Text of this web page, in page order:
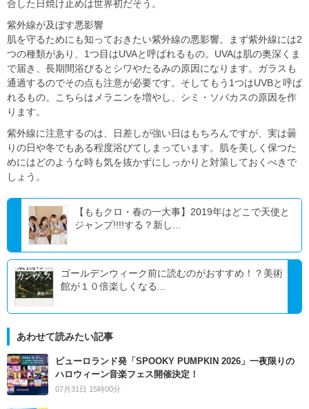
合した日焼け止めは世界初だそう。
紫外線が及ぼす悪影響
肌を守るためにも知っておきたい紫外線の悪影響。まず紫外線には2
つの種類があり、1つ目はUVAと呼ばれるもの。UVAは肌の奥深くま
で届き、長期間浴びるとシワやたるみの原因になります。ガラスも
通過するのでその点も注意が必要です。そしてもう1つはUVBと呼ば
れるもの。こちらはメラニンを増やし、シミ・ソバカスの原因を作
ります。
紫外線に注意するのは、日差しが強い日はもちろんですが、実は曇
りの日や冬でもある程度浴びてしまっています。肌を美しく保つた
めにはどのような時も気を抜かずにしっかりと対策しておくべきで
しょう。
【ももクロ・春の一大事】2019年はどこで天使と
ジャンプ!!!!する？新し...
ゴールデンウィーク前に読むのがおすすめ！？美術
館が１０倍楽しくなる...
あわせて読みたい記事
ピューロランド発「SPOOKY PUMPKIN 2026」一夜限りの
ハロウィーン音楽フェス開催決定！
07月31日 15時00分